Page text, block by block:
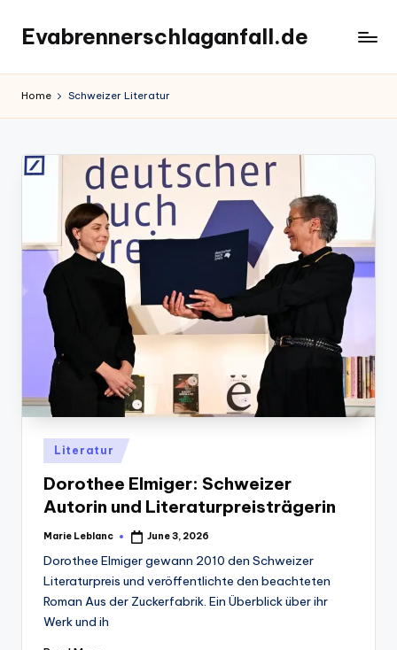
content
Evabrennerschlaganfall.de
Home Schweizer Literatur
Posted
in
Literatur
Dorothee Elmiger: Schweizer
Autorin und Literaturpreisträgerin
Posted
Marie Leblanc June 3, 2026
Dorothee Elmiger gewann 2010 den Schweizer
Literaturpreis und veröffentlichte den beachteten
Roman Aus der Zuckerfabrik. Ein Überblick über ihr
Werk und ih